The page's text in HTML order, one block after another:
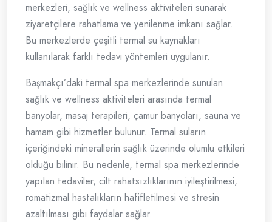
merkezleri, sağlık ve wellness aktiviteleri sunarak
ziyaretçilere rahatlama ve yenilenme imkanı sağlar.
Bu merkezlerde çeşitli termal su kaynakları
kullanılarak farklı tedavi yöntemleri uygulanır.
Başmakçı’daki termal spa merkezlerinde sunulan
sağlık ve wellness aktiviteleri arasında termal
banyolar, masaj terapileri, çamur banyoları, sauna ve
hamam gibi hizmetler bulunur. Termal suların
içeriğindeki minerallerin sağlık üzerinde olumlu etkileri
olduğu bilinir. Bu nedenle, termal spa merkezlerinde
yapılan tedaviler, cilt rahatsızlıklarının iyileştirilmesi,
romatizmal hastalıkların hafifletilmesi ve stresin
azaltılması gibi faydalar sağlar.